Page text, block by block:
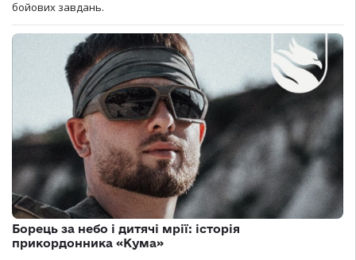
бойових завдань.
Борець за небо і дитячі мрії: історія
прикордонника «Кума»